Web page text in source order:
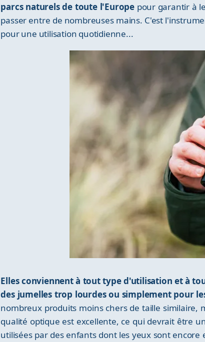
parcs naturels de toute l'Europe pour garantir à
passer entre de nombreuses mains. C'est
pour une utilisation quotidienne...
Elles conviennent à tout type d'utilisation et à
des jumelles trop lourdes ou simplement pour
nombreux produits moins chers de taille similaire,
qualité optique est excellente, ce qui devrait être
utilisées par des enfants dont les yeux sont